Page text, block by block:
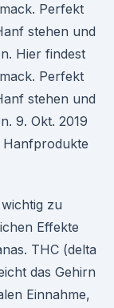
Perfekt
stehen und
Hier findest
Perfekt
stehen und
9. Okt. 2019
Hanfprodukte
zu
Effekte
THC (delta
das Gehirn
Einnahme,